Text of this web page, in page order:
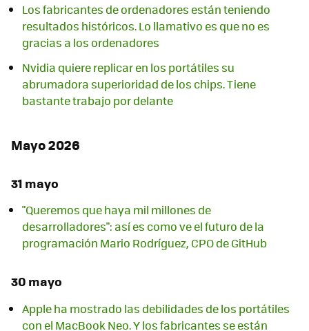
Los fabricantes de ordenadores están teniendo
resultados históricos. Lo llamativo es que no es
gracias a los ordenadores
Nvidia quiere replicar en los portátiles su
abrumadora superioridad de los chips. Tiene
bastante trabajo por delante
Mayo 2026
31 mayo
"Queremos que haya mil millones de
desarrolladores": así es como ve el futuro de la
programación Mario Rodríguez, CPO de GitHub
30 mayo
Apple ha mostrado las debilidades de los portátiles
con el MacBook Neo. Y los fabricantes se están